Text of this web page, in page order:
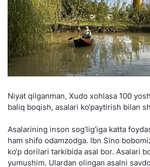
Niyat qilganman, Xudo xohlasa 100
baliq boqish, asalari ko‘paytirish bilan
Asalarining inson sog‘lig‘iga katta
ham shifo odamzodga. Ibn Sino
ko‘p dorilari tarkibida asal bor. Asalari
yumushim. Ulardan olingan asalni